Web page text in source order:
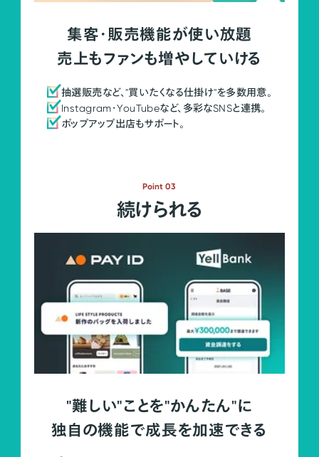
集客・販売機能が使い放題
売上もファンも増やしていける
抽選販売など、"買いたくなる仕掛け"を多数用意。
Instagram・YouTubeなど、多彩なSNSと連携。
ポップアップ出店もサポート。
Point 03
続けられる
"難しい"ことを"かんたん"に
独自の機能で成長を加速できる